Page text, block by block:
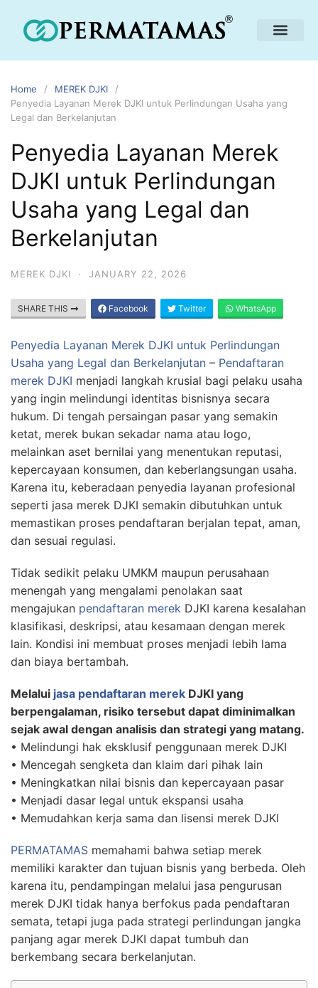
Home
MEREK DJKI
Penyedia Layanan Merek DJKI untuk Perlindungan Usaha yang
Legal dan Berkelanjutan
Penyedia Layanan Merek
DJKI untuk Perlindungan
Usaha yang Legal dan
Berkelanjutan
MEREK DJKI · JANUARY 22, 2026
SHARE THIS Facebook Twitter WhatsApp
Penyedia Layanan Merek DJKI untuk Perlindungan
Usaha yang Legal dan Berkelanjutan – Pendaftaran
merek DJKI menjadi langkah krusial bagi pelaku usaha
yang ingin melindungi identitas bisnisnya secara
hukum. Di tengah persaingan pasar yang semakin
ketat, merek bukan sekadar nama atau logo,
melainkan aset bernilai yang menentukan reputasi,
kepercayaan konsumen, dan keberlangsungan usaha.
Karena itu, keberadaan penyedia layanan profesional
seperti jasa merek DJKI semakin dibutuhkan untuk
memastikan proses pendaftaran berjalan tepat, aman,
dan sesuai regulasi.
Tidak sedikit pelaku UMKM maupun perusahaan
menengah yang mengalami penolakan saat
mengajukan pendaftaran merek DJKI karena kesalahan
klasifikasi, deskripsi, atau kesamaan dengan merek
lain. Kondisi ini membuat proses menjadi lebih lama
dan biaya bertambah.
Melalui jasa pendaftaran merek DJKI yang
berpengalaman, risiko tersebut dapat diminimalkan
sejak awal dengan analisis dan strategi yang matang.
• Melindungi hak eksklusif penggunaan merek DJKI
• Mencegah sengketa dan klaim dari pihak lain
• Meningkatkan nilai bisnis dan kepercayaan pasar
• Menjadi dasar legal untuk ekspansi usaha
• Memudahkan kerja sama dan lisensi merek DJKI
PERMATAMAS memahami bahwa setiap merek
memiliki karakter dan tujuan bisnis yang berbeda. Oleh
karena itu, pendampingan melalui jasa pengurusan
merek DJKI tidak hanya berfokus pada pendaftaran
semata, tetapi juga pada strategi perlindungan jangka
panjang agar merek DJKI dapat tumbuh dan
berkembang secara berkelanjutan.